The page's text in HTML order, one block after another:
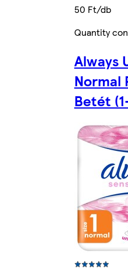
50 Ft/db
Quantity
Always
Normal
Betét